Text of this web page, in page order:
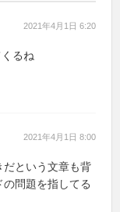
2021年4月1日 6:20
るね
2021年4月1日 8:00
だという文章も背
問題を指してる